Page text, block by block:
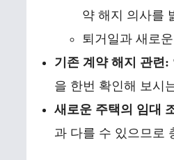
약 해지 의사를
퇴거일과 새로
기존 계약 해지 관련:
을 한번 확인해 보시
새로운 주택의 임대
과 다를 수 있으므로